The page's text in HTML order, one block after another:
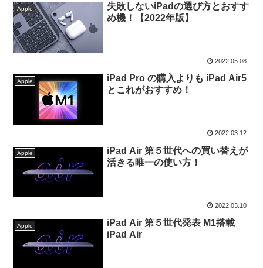
Apple
失敗しないiPadの選び方とおすす
め機！【2022年版】
2022.05.08
Apple
iPad Pro の購入よりも iPad Air5
とこれがおすすめ！
2022.03.12
Apple
iPad Air 第５世代への買い替えが
活きる唯一の使い方！
2022.03.10
Apple
iPad Air 第５世代発表 M1搭載
iPad Air